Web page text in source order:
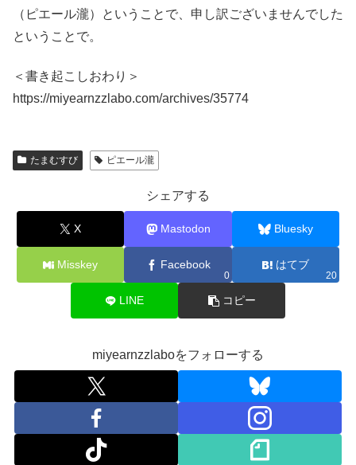
（ピエール瀧）ということで、申し訳ございませんでした
ということで。
＜書き起こしおわり＞
https://miyearnzzlabo.com/archives/35774
たまむすび ピエール瀧
シェアする
X Mastodon Bluesky
Misskey Facebook
0
はてブ
20
LINE コピー
miyearnzzlaboをフォローする